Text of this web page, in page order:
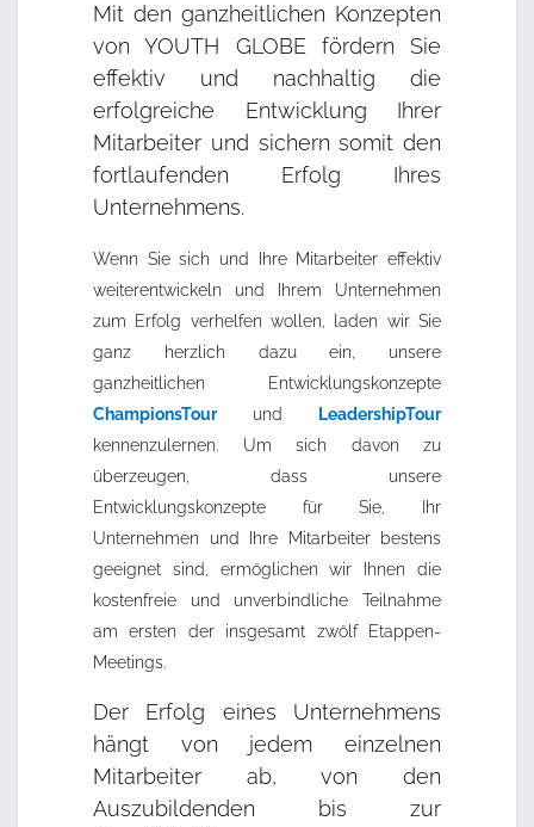
Mit den ganzheitlichen Konzepten
von YOUTH GLOBE fördern Sie
effektiv und nachhaltig die
erfolgreiche Entwicklung Ihrer
Mitarbeiter und sichern somit den
fortlaufenden Erfolg Ihres
Unternehmens.
Wenn Sie sich und Ihre Mitarbeiter effektiv
weiterentwickeln und Ihrem Unternehmen
zum Erfolg verhelfen wollen, laden wir Sie
ganz herzlich dazu ein, unsere
ganzheitlichen Entwicklungskonzepte
ChampionsTourund
LeadershipTour
kennenzulernen. Um sich davon zu
überzeugen, dass unsere
Entwicklungskonzepte für Sie, Ihr
Unternehmen und Ihre Mitarbeiter bestens
geeignet sind, ermöglichen wir Ihnen die
kostenfreie und unverbindliche Teilnahme
am ersten der insgesamt zwölf Etappen-
Meetings.
Der Erfolg eines Unternehmens
hängt von jedem einzelnen
Mitarbeiter ab, von den
Auszubildenden bis zur